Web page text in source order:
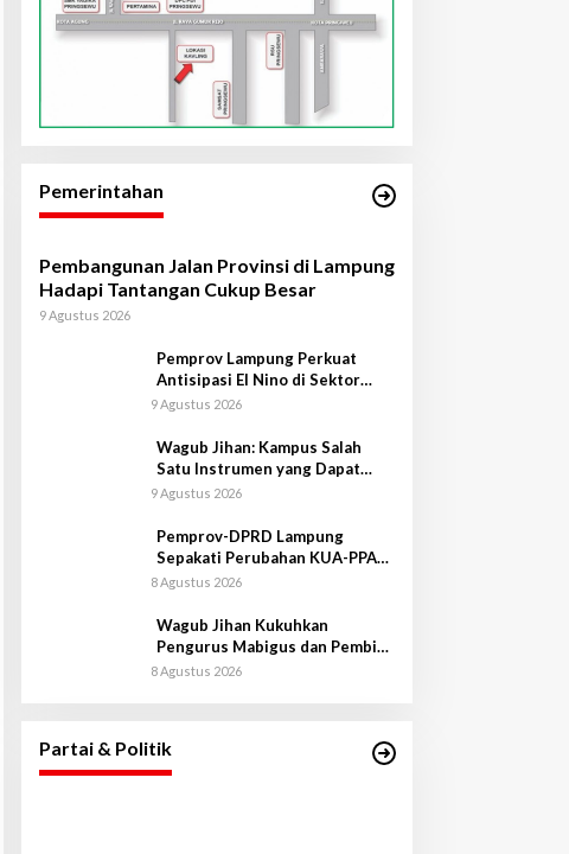
Pemerintahan
Pembangunan Jalan Provinsi di Lampung
Hadapi Tantangan Cukup Besar
9 Agustus 2026
Pemprov Lampung Perkuat
Antisipasi El Nino di Sektor
Peternakan
9 Agustus 2026
Wagub Jihan: Kampus Salah
Satu Instrumen yang Dapat
Bangkitkan IPM di Lampung
9 Agustus 2026
Pemprov-DPRD Lampung
Sepakati Perubahan KUA-PPAS
APBD 2026
8 Agustus 2026
Wagub Jihan Kukuhkan
Pengurus Mabigus dan Pembina
Gudep UIN Raden Intan
8 Agustus 2026
Partai & Politik
se-Provinsi Lampung
Di Lampung, Pemerintahan, Politik